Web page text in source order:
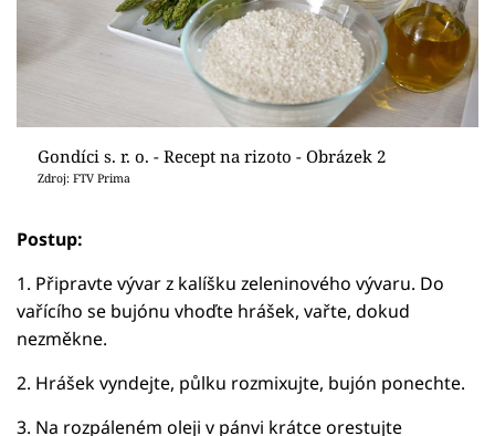
Gondíci s. r. o. - Recept na rizoto - Obrázek 2
Zdroj: FTV Prima
Postup:
1. Připravte vývar z kalíšku zeleninového vývaru. Do
vařícího se bujónu vhoďte hrášek, vařte, dokud
nezměkne.
2. Hrášek vyndejte, půlku rozmixujte, bujón ponechte.
3. Na rozpáleném oleji v pánvi krátce orestujte